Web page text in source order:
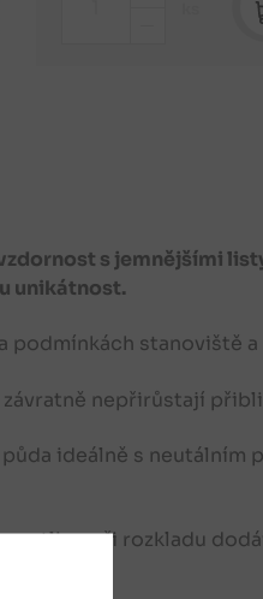
s jemnějšími
unikátnost.
podmínkách stanoviště
nepřirůstají
ideálně s neutálním
při rozkladu